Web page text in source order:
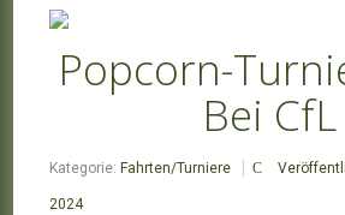
Popcorn-
Bei CfL
Kategorie:Fahrten/Turniere
2024